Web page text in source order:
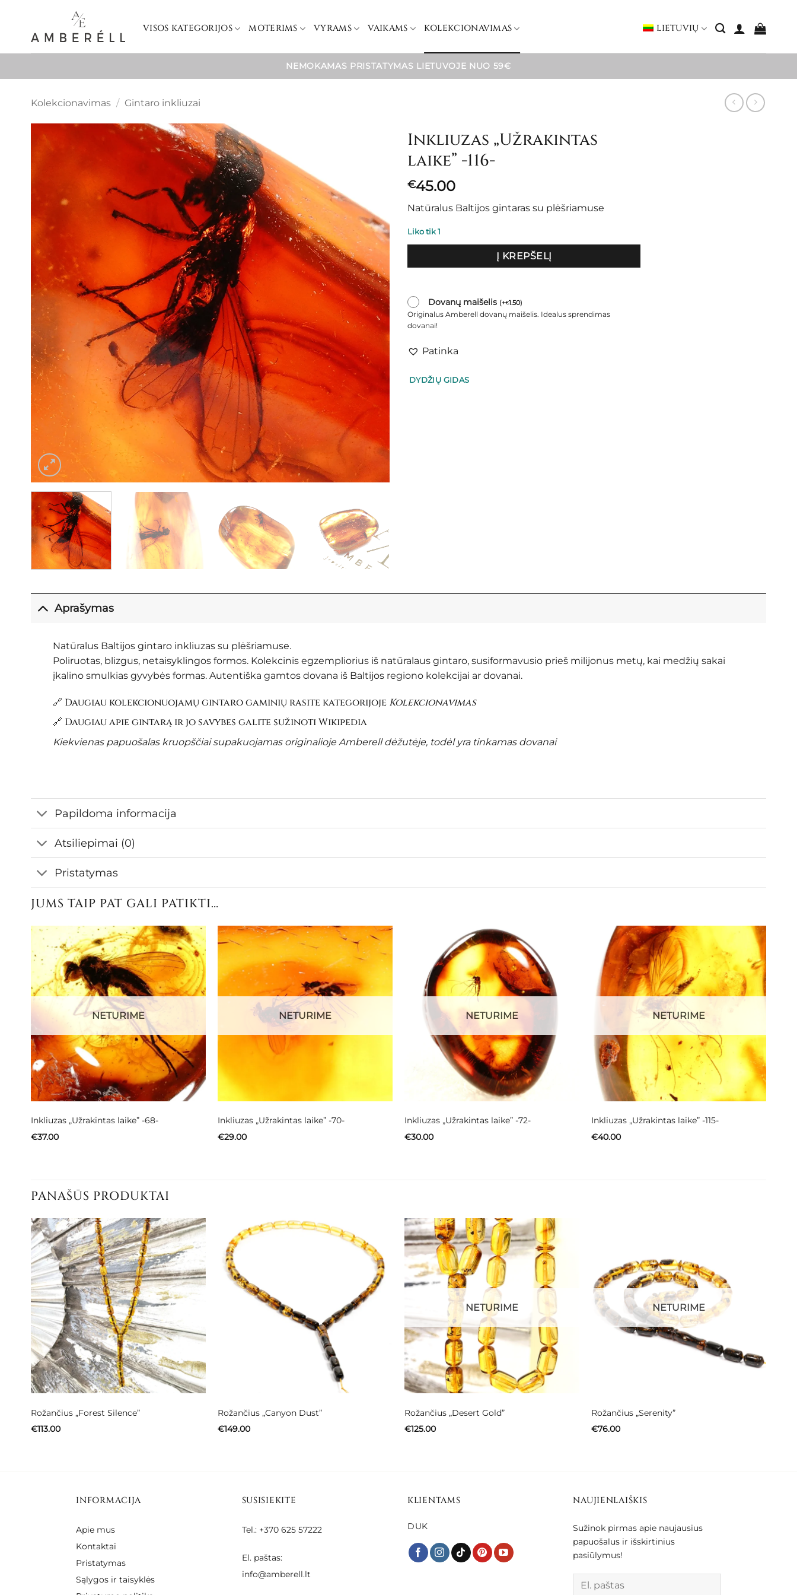
content
VISOS KATEGORIJOS MOTERIMS VYRAMS VAIKAMS KOLEKCIONAVIMAS LIETUVIŲ
NEMOKAMAS PRISTATYMAS LIETUVOJE NUO 59€
Kolekcionavimas / Gintaro inkliuzai
Inkliuzas „Užrakintas
laike” -116-
€45.00
Natūralus Baltijos gintaras su plėšriamuse
Liko tik 1
Į KREPŠELĮ
Dovanų maišelis (+€1.50)
Originalus Amberell dovanų maišelis. Idealus sprendimas
dovanai!
Patinka
DYDŽIŲ GIDAS
Aprašymas
Natūralus Baltijos gintaro inkliuzas su plėšriamuse.
Poliruotas, blizgus, netaisyklingos formos. Kolekcinis egzempliorius iš natūralaus gintaro, susiformavusio prieš milijonus metų, kai medžių sakai
įkalino smulkias gyvybės formas. Autentiška gamtos dovana iš Baltijos regiono kolekcijai ar dovanai.
🔗 Daugiau kolekcionuojamų gintaro gaminių rasite kategorijoje Kolekcionavimas
🔗 Daugiau apie gintarą ir jo savybes galite sužinotiWikipedia
Kiekvienas papuošalas kruopščiai supakuojamas originalioje Amberell dėžutėje, todėl yra tinkamas dovanai
Papildoma informacija
Atsiliepimai (0)
Pristatymas
JUMS TAIP PAT GALI PATIKTI…
NETURIME
Inkliuzas „Užrakintas laike” -68-
€37.00
NETURIME
Inkliuzas „Užrakintas laike” -70-
€29.00
NETURIME
Inkliuzas „Užrakintas laike” -72-
€30.00
NETURIME
Inkliuzas „Užrakintas laike” -115-
€40.00
PANAŠŪS PRODUKTAI
Rožančius „Forest Silence”
€113.00
Rožančius „Canyon Dust”
€149.00
NETURIME
Rožančius „Desert Gold”
€125.00
NETURIME
Rožančius „Serenity”
€76.00
INFORMACIJA
Apie mus
Kontaktai
Pristatymas
Sąlygos ir taisyklės
SUSISIEKITE
Tel.: +370 625 57222
El. paštas:
info@amberell.lt
KLIENTAMS
DUK
NAUJIENLAIŠKIS
Sužinok pirmas apie naujausius
papuošalus ir išskirtinius
pasiūlymus!